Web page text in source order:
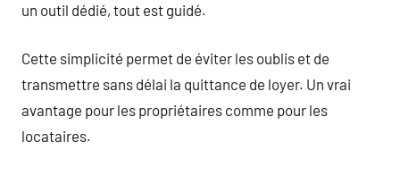
un outil dédié, tout est guidé.
Cette simplicité permet de éviter les oublis et de
transmettre sans délai la quittance de loyer. Un vrai
avantage pour les propriétaires comme pour les
locataires.